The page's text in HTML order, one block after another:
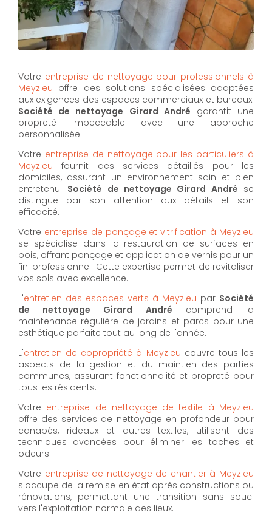
Votre entreprise de nettoyage pour professionnels à
Meyzieu offre des solutions spécialisées adaptées
aux exigences des espaces commerciaux et bureaux.
Société de nettoyage Girard André garantit une
propreté impeccable avec une approche
personnalisée.
Votre entreprise de nettoyage pour les particuliers à
Meyzieu fournit des services détaillés pour les
domiciles, assurant un environnement sain et bien
entretenu. Société de nettoyage Girard André se
distingue par son attention aux détails et son
efficacité.
Votre entreprise de ponçage et vitrification à Meyzieu
se spécialise dans la restauration de surfaces en
bois, offrant ponçage et application de vernis pour un
fini professionnel. Cette expertise permet de revitaliser
vos sols avec excellence.
L'entretien des espaces verts à Meyzieu par Société
de nettoyage Girard André comprend la
maintenance régulière de jardins et parcs pour une
esthétique parfaite tout au long de l'année.
L'entretien de copropriété à Meyzieu couvre tous les
aspects de la gestion et du maintien des parties
communes, assurant fonctionnalité et propreté pour
tous les résidents.
Votre entreprise de nettoyage de textile à Meyzieu
offre des services de nettoyage en profondeur pour
canapés, rideaux et autres textiles, utilisant des
techniques avancées pour éliminer les taches et
odeurs.
Votre entreprise de nettoyage de chantier à Meyzieu
s'occupe de la remise en état après constructions ou
rénovations, permettant une transition sans souci
vers l'exploitation normale des lieux.